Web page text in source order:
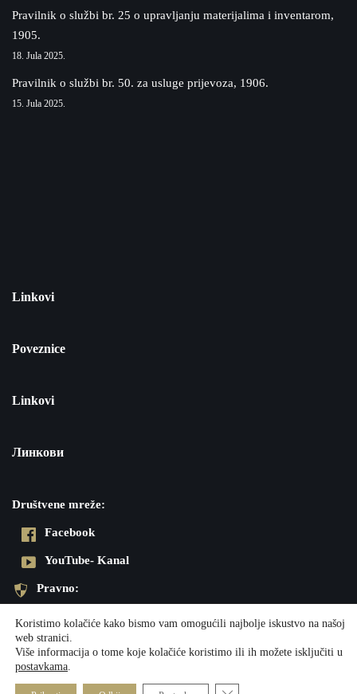
Pravilnik o službi br. 25 o upravljanju materijalima i inventarom,
1905.
18. Jula 2025.
Pravilnik o službi br. 50. za usluge prijevoza, 1906.
15. Jula 2025.
Linkovi
Poveznice
Linkovi
Линкови
Društvene mreže:
Facebook
YouTube- Kanal
Pravno:
Impresum
Koristimo kolačiće kako bismo vam omogućili najbolje iskustvo na našoj
web stranici.
Više informacija o tome koje kolačiće koristimo ili ih možete isključiti u
postavkama